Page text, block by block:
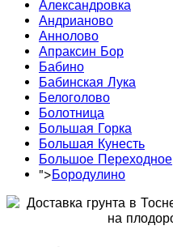
Александровка
Андрианово
Аннолово
Апраксин Бор
Бабино
Бабинская Лука
Белоголово
Болотница
Большая Горка
Большая Кунесть
Большое Переходное
">Бородулино